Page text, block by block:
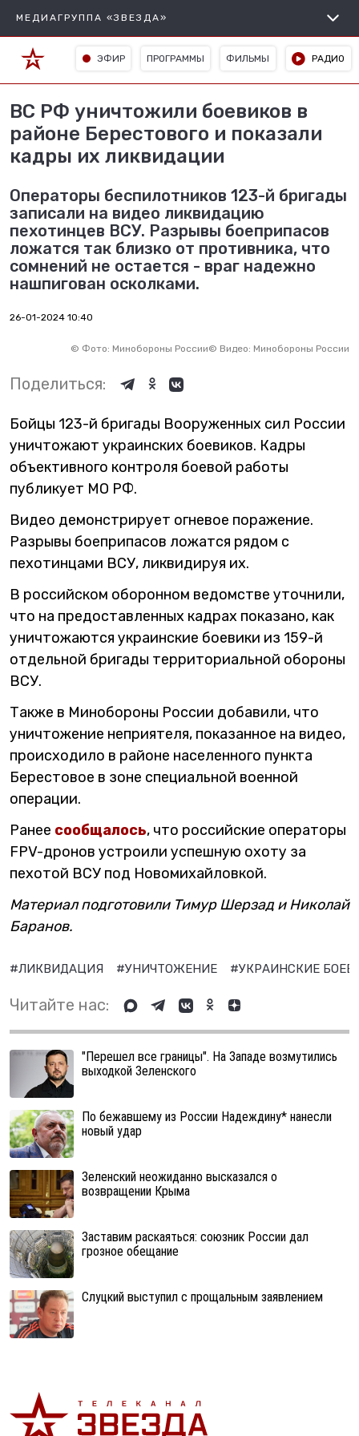
МЕДИАГРУППА «ЗВЕЗДА»
ЭФИР ПРОГРАММЫ ФИЛЬМЫ РАДИО
ВС РФ уничтожили боевиков в
районе Берестового и показали
кадры их ликвидации
Операторы беспилотников 123-й бригады
записали на видео ликвидацию
пехотинцев ВСУ. Разрывы боеприпасов
ложатся так близко от противника, что
сомнений не остается - враг надежно
нашпигован осколками.
26-01-2024 10:40
© Фото: Минобороны России© Видео: Минобороны России
Поделиться:
Бойцы 123-й бригады Вооруженных сил России
уничтожают украинских боевиков. Кадры
объективного контроля боевой работы
публикует МО РФ.
Видео демонстрирует огневое поражение.
Разрывы боеприпасов ложатся рядом с
пехотинцами ВСУ, ликвидируя их.
В российском оборонном ведомстве уточнили,
что на предоставленных кадрах показано, как
уничтожаются украинские боевики из 159-й
отдельной бригады территориальной обороны
ВСУ.
Также в Минобороны России добавили, что
уничтожение неприятеля, показанное на видео,
происходило в районе населенного пункта
Берестовое в зоне специальной военной
операции.
Ранее сообщалось, что российские операторы
FPV-дронов устроили успешную охоту за
пехотой ВСУ под Новомихайловкой.
Материал подготовили Тимур Шерзад и Николай
Баранов.
#ЛИКВИДАЦИЯ #УНИЧТОЖЕНИЕ #УКРАИНСКИЕ
Читайте нас:
"Перешел все границы". На Западе возмутились
выходкой Зеленского
По бежавшему из России Надеждину* нанесли
новый удар
Зеленский неожиданно высказался о
возвращении Крыма
Заставим раскаяться: союзник России дал
грозное обещание
Слуцкий выступил с прощальным заявлением